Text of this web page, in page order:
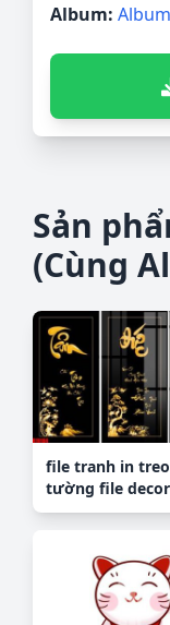
Album:
Sản
(Cùng
file tranh in treo
tường file
hợp R10184